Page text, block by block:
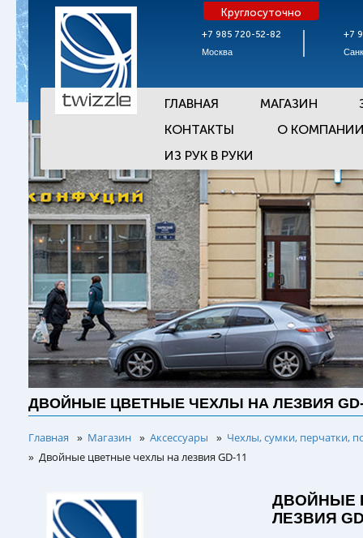
+7 985 720-52-82
Москва
Круглосуточно
+7
ГЛАВНАЯ МАГАЗИН
КОНТАКТЫ
О
ИЗ РУК В РУКИ
ДВОЙНЫЕ ЦВЕТНЫЕ ЧЕХЛЫ НА ЛЕЗВИЯ GD-
Главная » Магазин » Аксессуары » Чехлы, сумки, перчатки,
» Двойные цветные чехлы на лезвия GD-11
ДВОЙНЫЕ
ЛЕЗВИЯ